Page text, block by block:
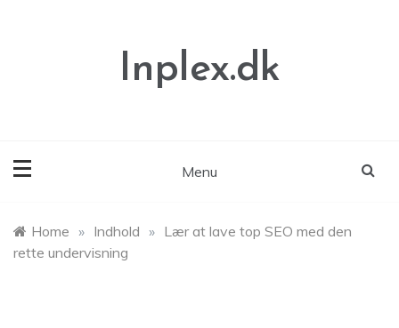
Inplex.dk
Menu
Home » Indhold » Lær at lave top SEO med den
rette undervisning